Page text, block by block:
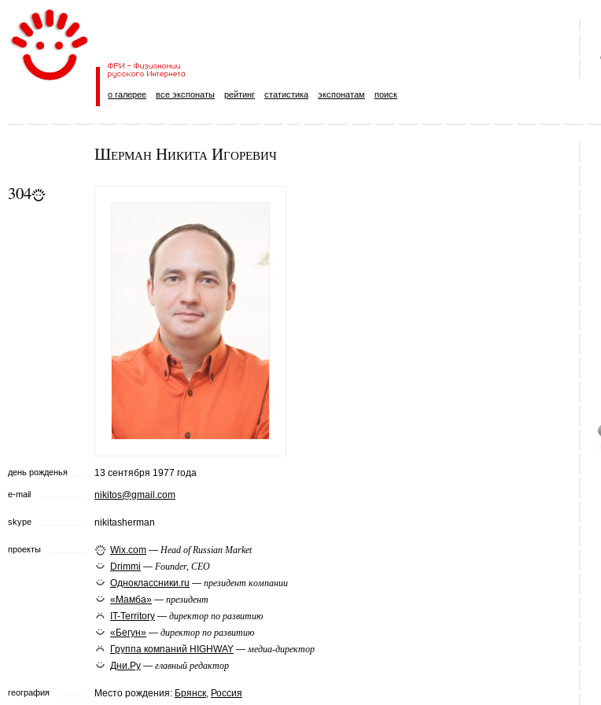
о галерее все экспонаты рейтинг статистика экспонатам поиск
Шерман Никита Игоревич
304
день рожденья 13 сентября 1977 года
e-mail nikitos@gmail.com
skype nikitasherman
проекты Wix.com — Head of Russian Market
Drimmi — Founder, CEO
Одноклассники.ru — президент компании
«Мамба» — президент
IT-Territory — директор по развитию
«Бегун» — директор по развитию
Группа компаний HIGHWAY —медиа-директор
Дни.Ру — главный редактор
география Место рождения: Брянск, Россия